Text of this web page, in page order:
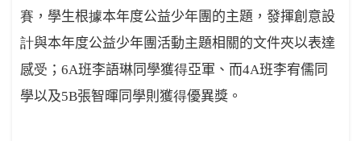
賽 ，學生根據本年度公益少年團的主題，發揮創意設
計與本年度公益少年團活動主題相關的文件夾以表達
感受 ； 6A班李語琳同學獲得亞軍、而4A班李宥儒同
學以及5B張智暉同學則獲得優異獎。